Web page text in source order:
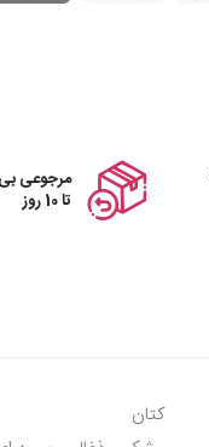
مرجوعی
تا 10 روز
کتان